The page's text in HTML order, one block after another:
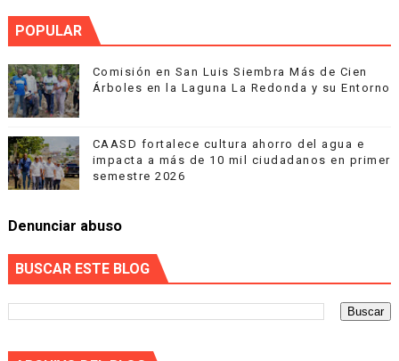
POPULAR
Comisión en San Luis Siembra Más de Cien
Árboles en la Laguna La Redonda y su Entorno
CAASD fortalece cultura ahorro del agua e
impacta a más de 10 mil ciudadanos en primer
semestre 2026
Denunciar abuso
BUSCAR ESTE BLOG